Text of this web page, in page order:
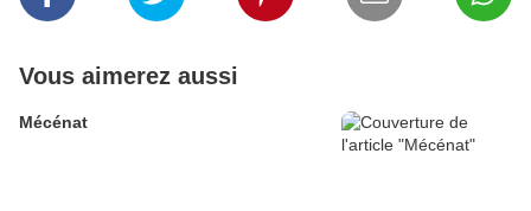
Vous aimerez aussi
Mécénat